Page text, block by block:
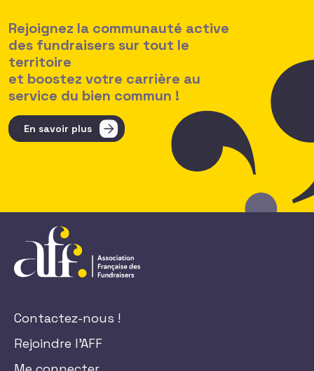
Rejoignez la communauté active
des fundraisers sur tout le
territoire
et boostez votre carrière au
service du bien commun !
En savoir plus
Contactez-nous !
Rejoindre l'AFF